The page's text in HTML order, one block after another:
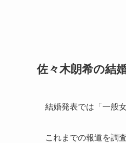
佐々木朗希の結
結婚発表では「一般
これまでの報道を調